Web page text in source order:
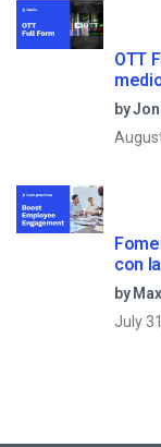
OTT
by
con
by
July